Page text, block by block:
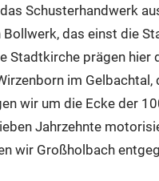
Schusterhandwerk
das einst die
Stadtkirche prägen
im
wir um die Ecke der
Jahrzehnte
wir Großholbach